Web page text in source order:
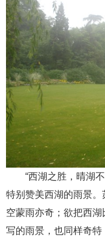
“西湖之胜，晴湖不
特别赞美西湖的雨景。
空蒙雨亦奇；欲把西湖
写的雨景，也同样奇特